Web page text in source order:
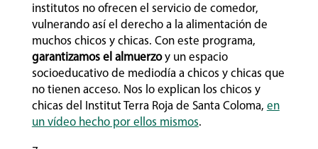
institutos no ofrecen el servicio de comedor,
vulnerando así el derecho a la alimentación de
muchos chicos y chicas. Con este programa,
garantizamos el almuerzoy un espacio
socioeducativo de mediodía a chicos y chicas que
no tienen acceso. Nos lo explican los chicos y
chicas del Institut Terra Roja de Santa Coloma, en
un vídeo hecho por ellos mismos.